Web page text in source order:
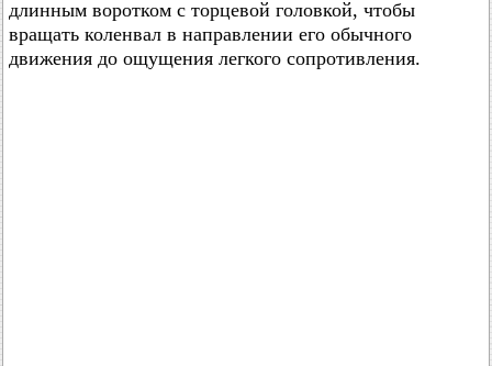
длинным воротком с торцевой головкой, чтобы
вращать коленвал в направлении его обычного
движения до ощущения легкого сопротивления.